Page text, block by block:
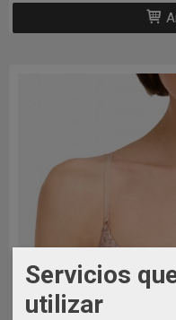
Servicios
utilizar